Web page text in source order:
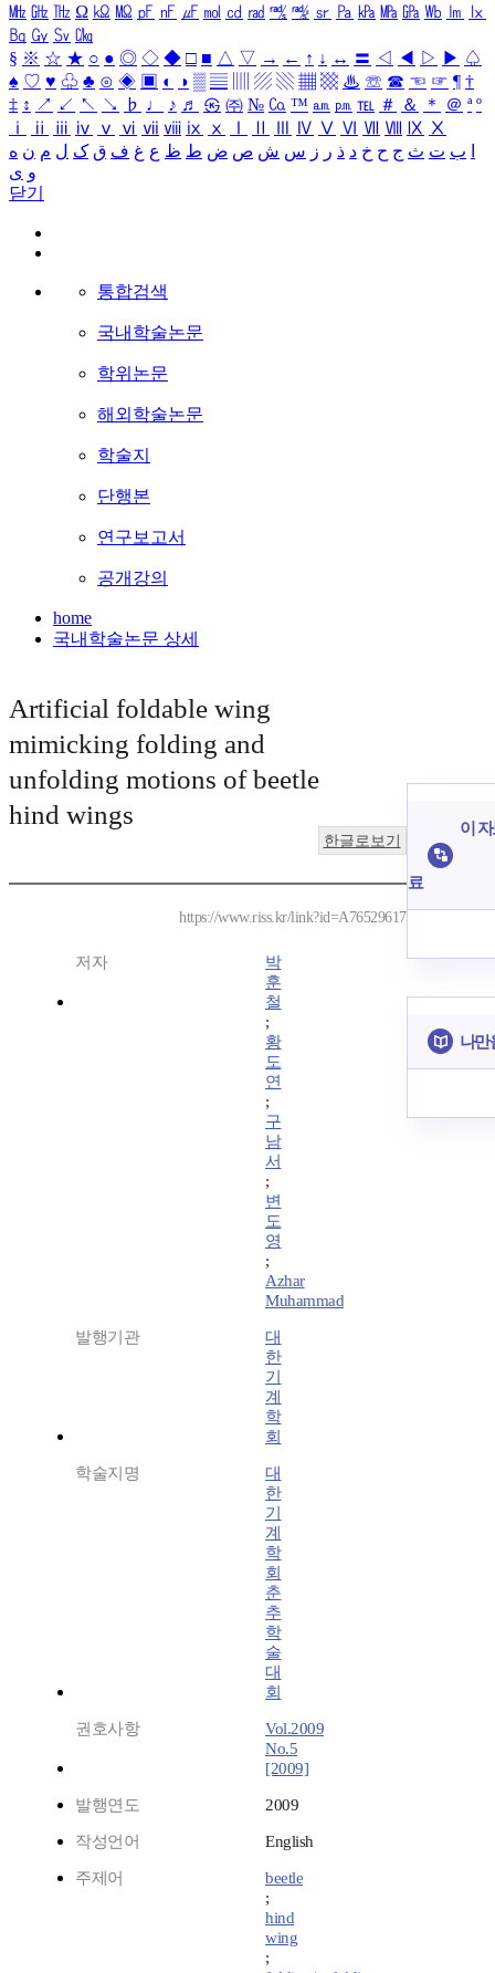
㎒ ㎓ ㎔ Ω ㏀ ㏁ ㎊ ㎋ ㎌ ㏖ ㏅ ㎭ ㎮ ㎯ ㏛ ㎩ ㎪ ㎫ ㎬ ㏝ ㏐
㏓
㏃ ㏉ ㏜ ㏆
§ ※ ☆ ★ ○ ● ◎ ◇ ◆ □ ■ △ ▽ → ← ↑ ↓ ↔ 〓 ◁ ◀ ▷ ▶ ♤
♠ ♡ ♥ ♧ ♣ ⊙ ◈ ▣ ◐ ◑ ▒ ▤ ▨ ▧ ▦ ▩ ♨ ☏ ☎ ☜ ☞ ¶ †
‡ ↕ ↗ ↙ ↖ ↘ ♭ ♩ ♪ ♬ ㉿ ㈜ № ㏇ ™ ㏂ ㏘ ℡ ＃ ＆ ＊ ＠ ª º
ⅰ
ⅱ ⅲ ⅳ ⅴ ⅵ ⅶ ⅷ ⅸ ⅹ Ⅳ Ⅴ Ⅵ Ⅶ Ⅷ Ⅸ Ⅹ
ب ت ث ج ح خ د ذ ر ز س ش ص ض ط ظ ع غ ف ق ک ل م ن ه
و ی
닫기
통합검색
국내학술논문
학위논문
해외학술논문
학술지
단행본
연구보고서
공개강의
home
국내학술논문 상세
Artificial foldable wing
mimicking folding and
unfolding motions of beetle
hind wings
한글로보기
https://www.riss.kr/link?id=A76529617
저자
박
훈
철
;
황
도
연
;
구
남
서
;
변
도
영
;
Azhar
Muhammad
발행기관
대
한
기
계
학
회
학술지명
대
한
기
계
학
회
춘
추
학
술
대
회
권호사항
Vol.2009
No.5
[2009]
발행연도 2009
작성언어 English
주제어
beetle
;
hind
wing
;
이
료
나만